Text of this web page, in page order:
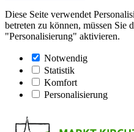
Diese Seite verwendet
betreten zu können, müssen Sie
"Personalisierung" aktivieren.
Notwendig
Statistik
Komfort
Personalisierung